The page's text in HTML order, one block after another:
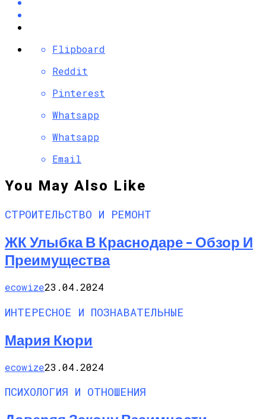
Flipboard
Reddit
Pinterest
Whatsapp
Whatsapp
Email
You May Also Like
СТРОИТЕЛЬСТВО И РЕМОНТ
ЖК Улыбка В Краснодаре – Обзор И
Преимущества
ecowize23.04.2024
ИНТЕРЕСНОЕ И ПОЗНАВАТЕЛЬНЫЕ
Мария Кюри
ecowize23.04.2024
ПСИХОЛОГИЯ И ОТНОШЕНИЯ